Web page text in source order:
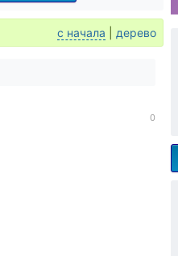
с начала дерево
0